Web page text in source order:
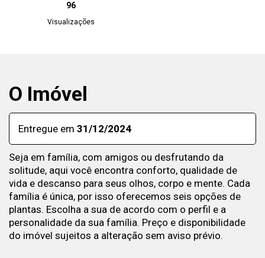
96
Visualizações
O Imóvel
Entregue em 31/12/2024
Seja em família, com amigos ou desfrutando da
solitude, aqui você encontra conforto, qualidade de
vida e descanso para seus olhos, corpo e mente. Cada
família é única, por isso oferecemos seis opções de
plantas. Escolha a sua de acordo com o perfil e a
personalidade da sua família. Preço e disponibilidade
do imóvel sujeitos a alteração sem aviso prévio.